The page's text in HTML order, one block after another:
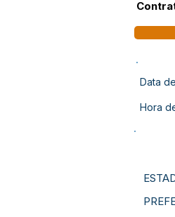
Data
Hora